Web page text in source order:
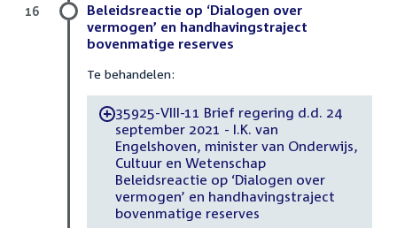
Beleidsreactie op ‘Dialogen over
vermogen’ en handhavingstraject
bovenmatige reserves
Te behandelen:
-35925-VIII-11 Brief regering d.d. 24
september 2021 - I.K. van
Engelshoven, minister van Onderwijs,
Cultuur en Wetenschap
Beleidsreactie op ‘Dialogen over
vermogen’ en handhavingstraject
bovenmatige reserves
16